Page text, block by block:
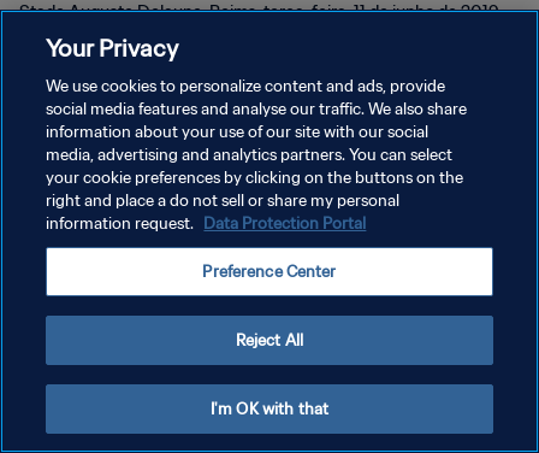
Stade Auguste Delaune, Reims, terça-feira, 11 de junho de 2019,
às 21:00.
POLÍTICA DE PRIVACIDADE
TERMOS DE SERVIÇO
ADMINISTRAR AS PREFERÊNCIAS DE COOKIES
Your Privacy
We use cookies to personalize content and ads, provide
social media features and analyse our traffic. We also share
information about your use of our site with our social
media, advertising and analytics partners. You can select
your cookie preferences by clicking on the buttons on the
right and place a do not sell or share my personal
information request. Data Protection Portal
Preference Center
Reject All
I'm OK with that